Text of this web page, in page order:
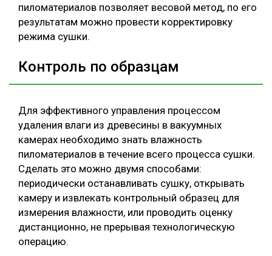
пиломатериалов позволяет весовой метод, по его
результатам можно провести корректировку
режима сушки.
Контроль по образцам
Для эффективного управления процессом
удаления влаги из древесины в вакуумных
камерах необходимо знать влажность
пиломатериалов в течение всего процесса сушки.
Сделать это можно двумя способами:
периодически останавливать сушку, открывать
камеру и извлекать контрольный образец для
измерения влажности, или проводить оценку
дистанционно, не прерывая технологическую
операцию.